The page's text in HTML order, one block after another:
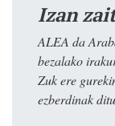
Izan
ALEA da
bezalako
Zuk ere
ezberdinak